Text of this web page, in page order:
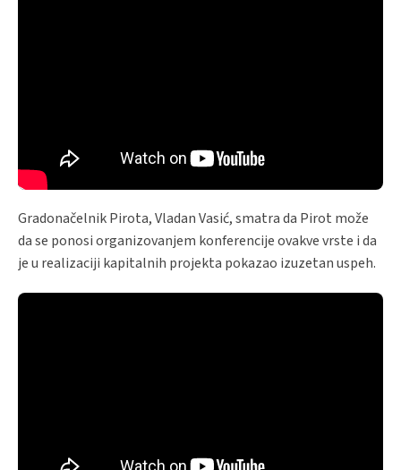
Gradonačelnik Pirota, Vladan Vasić, smatra da Pirot može
da se ponosi organizovanjem konferencije ovakve vrste i da
je u realizaciji kapitalnih projekta pokazao izuzetan uspeh.